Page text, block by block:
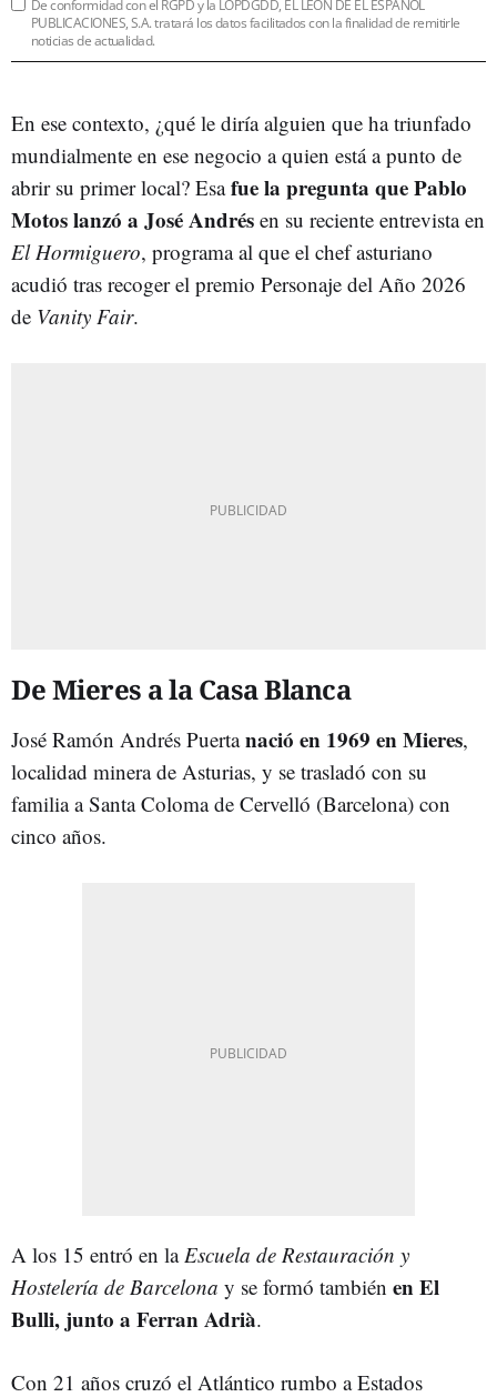
De conformidad con el RGPD y la LOPDGDD, EL LEÓN DE EL ESPAÑOL
PUBLICACIONES, S.A. tratará los datos facilitados con la finalidad de remitirle
noticias de actualidad.
En ese contexto, ¿qué le diría alguien que ha triunfado
mundialmente en ese negocio a quien está a punto de
abrir su primer local? Esafue la pregunta que Pablo
Motos lanzó a José Andrés en su reciente entrevista en
El Hormiguero, programa al que el chef asturiano
acudió tras recoger el premio Personaje del Año 2026
de Vanity Fair.
De Mieres a la Casa Blanca
José Ramón Andrés Puertanació en 1969 en Mieres,
localidad minera de Asturias, y se trasladó con su
familia a Santa Coloma de Cervelló (Barcelona) con
cinco años.
A los 15 entró en la Escuela de Restauración y
Hostelería de Barcelona y se formó también en El
Bulli, junto a Ferran Adrià.
Con 21 años cruzó el Atlántico rumbo a Estados